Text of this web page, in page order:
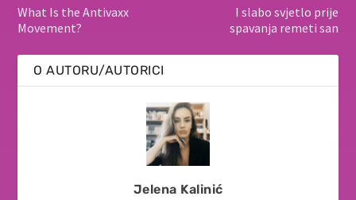
What Is the Antivaxx
Movement?
I slabo svjetlo prije
spavanja remeti san
O AUTORU/AUTORICI
Jelena Kalinić